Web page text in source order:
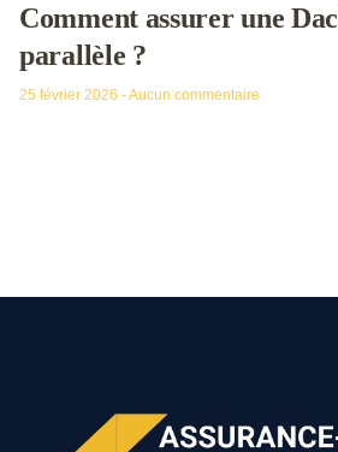
Comment assurer une
parallèle ?
25 février 2026 Aucun commentaire